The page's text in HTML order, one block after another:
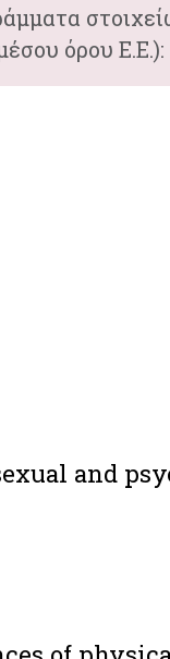
όρου Ε.Ε.):
and